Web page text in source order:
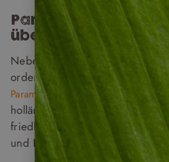
Paramaribo – eine
überrascht
Neben der Natur bietet
ordentliche Portion Kultur. Die
Paramaribo
ist UNESCO-
holländischer
friedlichen Miteinander
und Religionen.